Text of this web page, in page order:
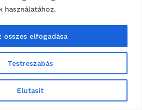
használatához.
Testreszabás
Elutasít
összes elfogadása
KRIPTOVALUTA HÍREK